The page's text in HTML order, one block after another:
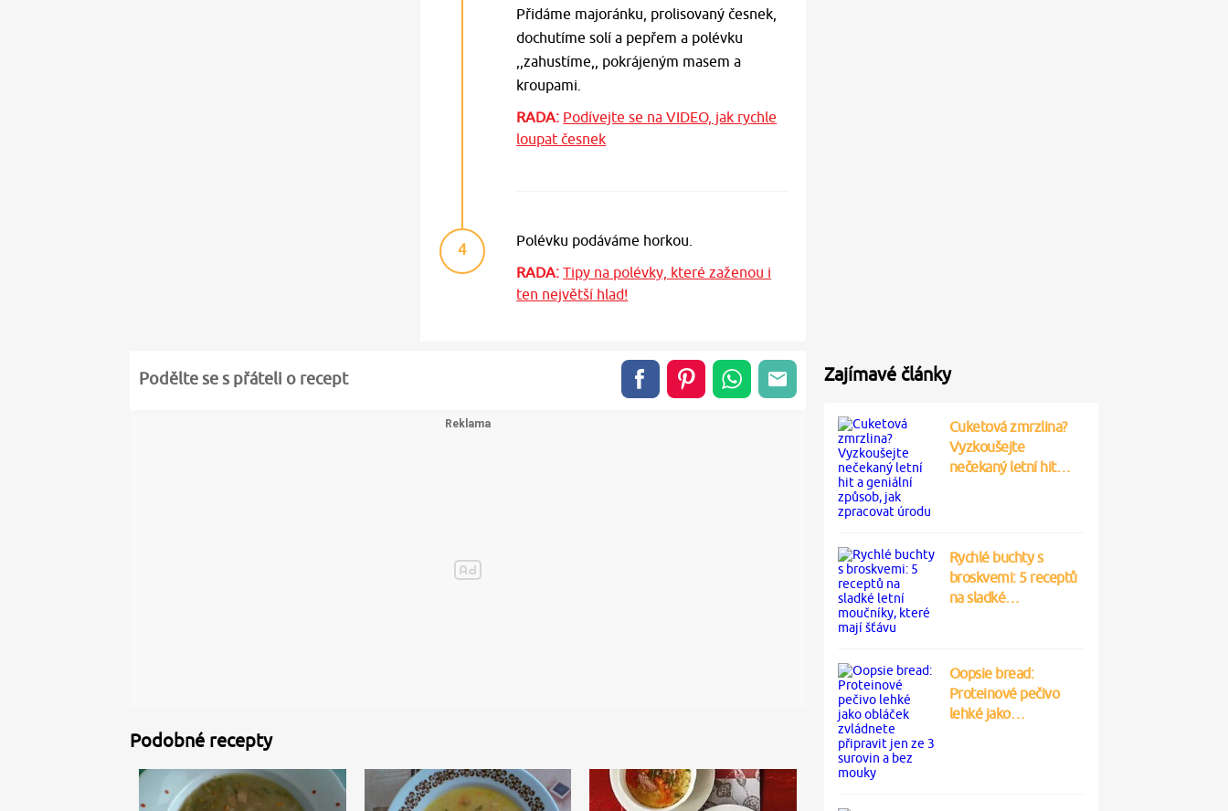
Přidáme majoránku, prolisovaný česnek,
dochutíme solí a pepřem a polévku
,,zahustíme,, pokrájeným masem a
kroupami.
RADA: Podívejte se na VIDEO, jak rychle
loupat česnek
4
Polévku podáváme horkou.
RADA:Tipy na polévky, které zaženou i
ten největší hlad!
Podělte se s přáteli o recept
Podobné recepty
Zajímavé články
Cuketová zmrzlina?
Vyzkoušejte
nečekaný letní hit…
Rychlé buchty s
broskvemi: 5 receptů
na sladké…
Oopsie bread:
Proteinové pečivo
lehké jako…